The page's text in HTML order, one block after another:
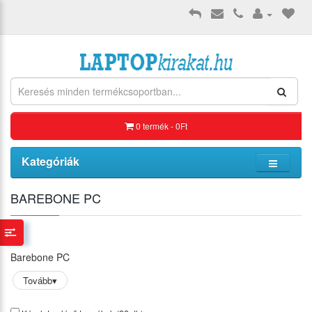
0 termék - 0Ft
Kategóriák
BAREBONE PC
Barebone PC
Tovább▾